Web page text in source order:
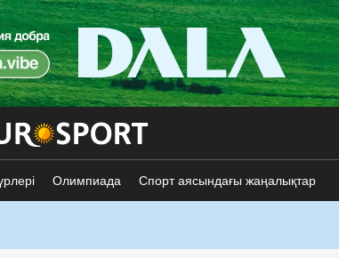
Олимпиада Спорт аясындағы жаңалықтар